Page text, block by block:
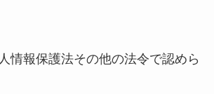
情報保護法その他の法令で認めら